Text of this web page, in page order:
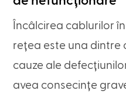
Încâlcirea cablurilor
rețea este una dintre
cauze ale
avea consecințe